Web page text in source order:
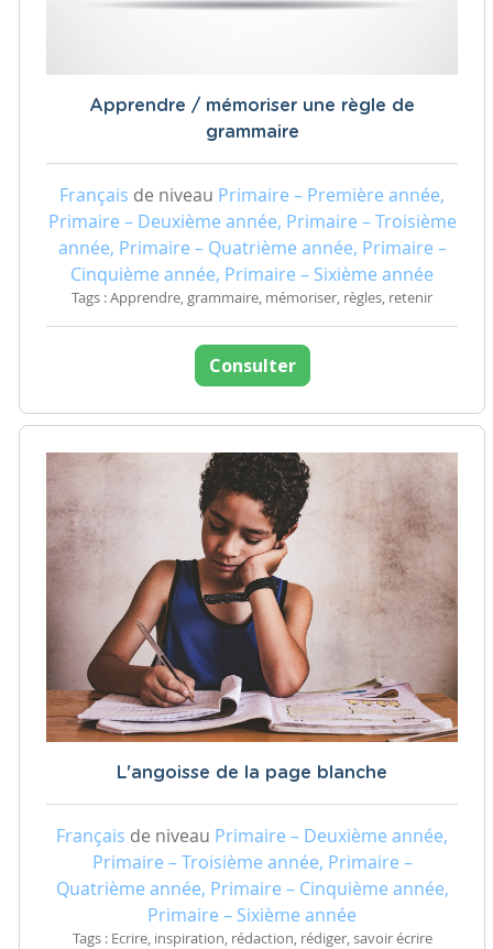
Apprendre / mémoriser une règle de
grammaire
Français de niveau Primaire – Première année,
Primaire – Deuxième année, Primaire – Troisième
année, Primaire – Quatrième année, Primaire –
Cinquième année, Primaire – Sixième année
Tags : Apprendre, grammaire, mémoriser, règles, retenir
Consulter
L'angoisse de la page blanche
Français de niveau Primaire – Deuxième année,
Primaire – Troisième année, Primaire –
Quatrième année, Primaire – Cinquième année,
Primaire – Sixième année
Tags : Ecrire, inspiration, rédaction, rédiger, savoir écrire